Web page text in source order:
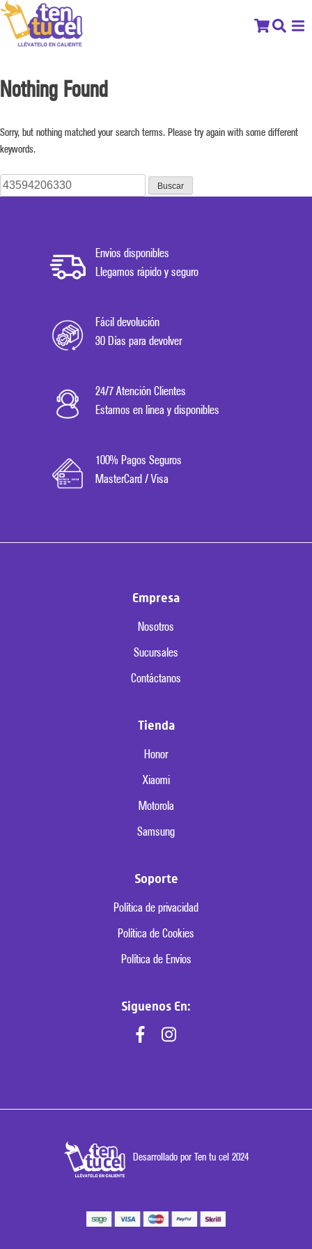
Nothing Found
Sorry, but nothing matched your search terms. Please try again with some different
keywords.
Buscar:
Envíos disponibles
Llegamos rápido y seguro
Fácil devolución
30 Días para devolver
24/7 Atención Clientes
Estamos en línea y disponibles
100% Pagos Seguros
MasterCard / Visa
Empresa
Nosotros
Sucursales
Contáctanos
Tienda
Honor
Xiaomi
Motorola
Samsung
Soporte
Política de privacidad
Política de Cookies
Política de Envíos
Siguenos En:
Desarrollado por Ten tu cel 2024